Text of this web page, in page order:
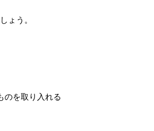
ょう。
のを取り入れる